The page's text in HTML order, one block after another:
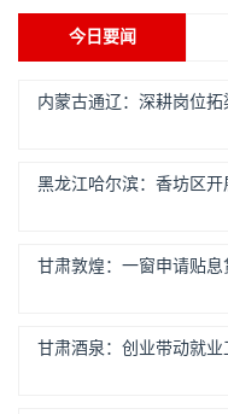
今日要闻
内蒙古通辽：深耕岗位
黑龙江哈尔滨：香坊区
甘肃敦煌：一窗申请贴
甘肃酒泉：创业带动就业